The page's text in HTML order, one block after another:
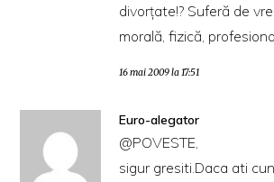
divorțate!? Suferă de
morală, fizică,
16 mai 2009 la 17:51
Euro-alegator
@POVESTE,
sigur gresiti.Daca ati